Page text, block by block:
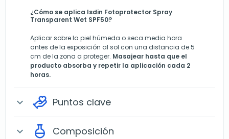
¿Cómo se aplica Isdin Fotoprotector Spray
Transparent Wet SPF50?
Aplicar sobre la piel húmeda o seca media hora
antes de la exposición al sol con una distancia de 5
cm de la zona a proteger. Masajear hasta que el
producto absorba y repetir la aplicación cada 2
horas.
expand_more Puntos clave
expand_more Composición